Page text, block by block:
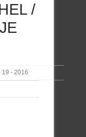
/
19 - 2016